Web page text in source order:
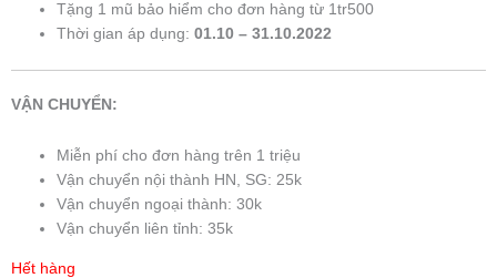
Tặng 1 mũ bảo hiểm cho đơn hàng từ 1tr500
Thời gian áp dụng:01.10 – 31.10.2022
VẬN CHUYỂN:
Miễn phí cho đơn hàng trên 1 triệu
Vận chuyển nội thành HN, SG: 25k
Vận chuyển ngoại thành: 30k
Vận chuyển liên tỉnh: 35k
Hết hàng